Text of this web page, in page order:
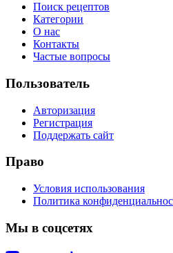
Поиск рецептов
Категории
О нас
Контакты
Частые вопросы
Пользователь
Авторизация
Регистрация
Поддержать сайт
Право
Условия использования
Политика
Мы в соцсетях